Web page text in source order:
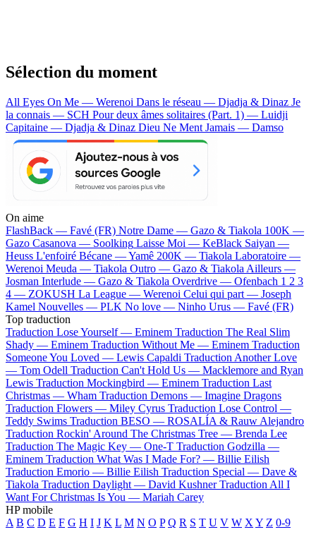
Sélection du moment
All Eyes On Me — Werenoi Dans le réseau — Djadja & Dinaz Je
la connais — SCH Pour deux âmes solitaires (Part. 1) — Luidji
Capitaine — Djadja & Dinaz Dieu Ne Ment Jamais — Damso
On aime
FlashBack — Favé (FR) Notre Dame — Gazo & Tiakola 100K —
Gazo Casanova — Soolking Laisse Moi — KeBlack Saiyan —
Heuss L'enfoiré Bécane —Yamê 200K — Tiakola Laboratoire —
Werenoi Meuda — Tiakola Outro — Gazo & Tiakola Ailleurs —
Josman Interlude — Gazo & Tiakola Overdrive — Ofenbach 1 2 3
4 — ZOKUSH La League — Werenoi Celui qui part — Joseph
Kamel Nouvelles — PLK No love — Ninho Urus — Favé (FR)
Top traduction
Traduction Lose Yourself — Eminem Traduction The Real Slim
Shady — Eminem Traduction Without Me — Eminem Traduction
Someone You Loved — Lewis Capaldi Traduction Another Love
— Tom Odell Traduction Can't Hold Us — Macklemore and Ryan
Lewis Traduction Mockingbird — Eminem Traduction Last
Christmas — Wham Traduction Demons — Imagine Dragons
Traduction Flowers — Miley Cyrus Traduction Lose Control —
Teddy Swims Traduction BESO — ROSALÍA & Rauw Alejandro
Traduction Rockin' Around The Christmas Tree — Brenda Lee
Traduction The Magic Key — One-T Traduction Godzilla —
Eminem Traduction What Was I Made For? — Billie Eilish
Traduction Emorio — Billie Eilish Traduction Special — Dave &
Tiakola Traduction Daylight — David Kushner Traduction All I
Want For Christmas Is You — Mariah Carey
HP mobile
A B C D E F G H I J K L M N O P Q R S T U V W X Y Z 0-9